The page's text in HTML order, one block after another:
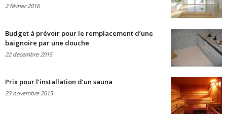
2 février 2016
Budget à prévoir pour le remplacement d’une
baignoire par une douche
22 décembre 2015
Prix pour l’installation d’un sauna
23 novembre 2015